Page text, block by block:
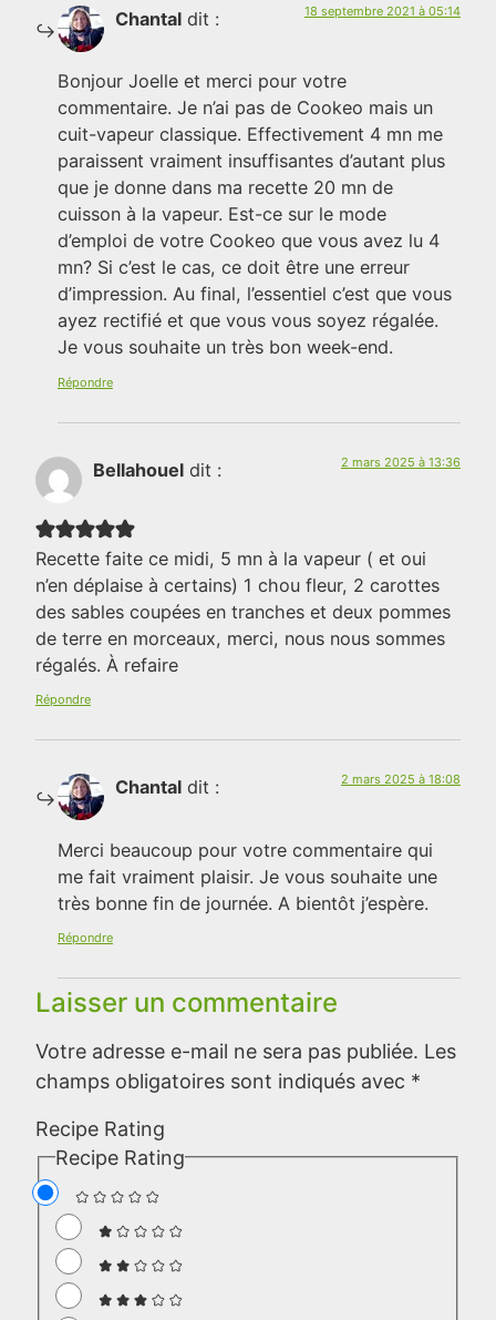
Chantal dit : 18 septembre 2021 à 05:14
Bonjour Joelle et merci pour votre
commentaire. Je n’ai pas de Cookeo mais un
cuit-vapeur classique. Effectivement 4 mn me
paraissent vraiment insuffisantes d’autant plus
que je donne dans ma recette 20 mn de
cuisson à la vapeur. Est-ce sur le mode
d’emploi de votre Cookeo que vous avez lu 4
mn? Si c’est le cas, ce doit être une erreur
d’impression. Au final, l’essentiel c’est que vous
ayez rectifié et que vous vous soyez régalée.
Je vous souhaite un très bon week-end.
Répondre
Bellahouel dit : 2 mars 2025 à 13:36
Recette faite ce midi, 5 mn à la vapeur ( et oui
n’en déplaise à certains) 1 chou fleur, 2 carottes
des sables coupées en tranches et deux pommes
de terre en morceaux, merci, nous nous sommes
régalés. À refaire
Répondre
Chantal dit : 2 mars 2025 à 18:08
Merci beaucoup pour votre commentaire qui
me fait vraiment plaisir. Je vous souhaite une
très bonne fin de journée. A bientôt j’espère.
Répondre
Laisser un commentaire
Votre adresse e-mail ne sera pas publiée. Les
champs obligatoires sont indiqués avec *
Recipe Rating
Recipe Rating